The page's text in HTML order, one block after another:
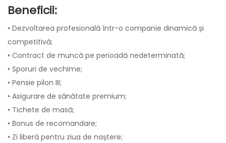
Beneficii:
• Dezvoltarea profesională într-o companie dinamică și
competitivă;
• Contract de muncă pe perioadă nedeterminată;
• Sporuri de vechime;
• Pensie pilon III;
• Asigurare de sănătate premium;
• Tichete de masă;
• Bonus de recomandare;
• Zi liberă pentru ziua de naștere;